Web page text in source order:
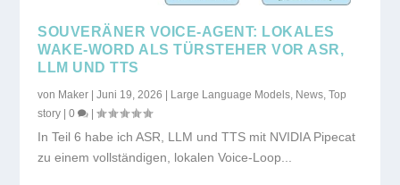
SOUVERÄNER VOICE-AGENT: LOKALES
WAKE-WORD ALS TÜRSTEHER VOR ASR,
LLM UND TTS
von Maker |Juni 19, 2026 | Large Language Models News ,Top
story |0 |
In Teil 6 habe ich ASR, LLM und TTS mit NVIDIA Pipecat
zu einem vollständigen, lokalen Voice-Loop...